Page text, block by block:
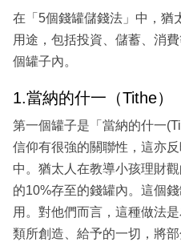
在「5個錢罐儲錢法」中，猶
用途，包括投資、儲蓄、消
個罐子內。
1.當納的什一（Tithe）
第一個罐子是「當納的什一
信仰有很強的關聯性，這亦
中。猶太人在教導小孩理財
的10%存至的錢罐內。這個
用。對他們而言，這種做法
類所創造、給予的一切，將